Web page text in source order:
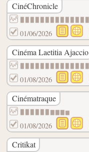
CinéChronicle
01/06/2026
Cinéma Laetitia Ajaccio
01/08/2026
Cinématraque
▉▉▉▉▉▉▇▇▇▆
01/08/2026
Critikat